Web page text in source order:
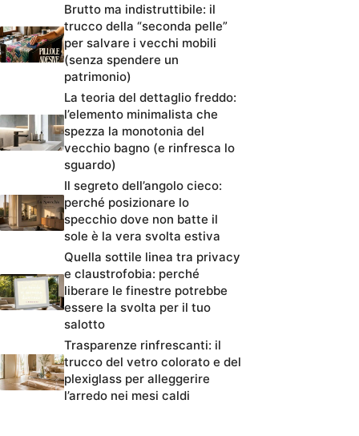
Brutto ma indistruttibile: il
trucco della “seconda pelle”
per salvare i vecchi mobili
(senza spendere un
patrimonio)
La teoria del dettaglio freddo:
l’elemento minimalista che
spezza la monotonia del
vecchio bagno (e rinfresca lo
sguardo)
Il segreto dell’angolo cieco:
perché posizionare lo
specchio dove non batte il
sole è la vera svolta estiva
Quella sottile linea tra privacy
e claustrofobia: perché
liberare le finestre potrebbe
essere la svolta per il tuo
salotto
Trasparenze rinfrescanti: il
trucco del vetro colorato e del
plexiglass per alleggerire
l’arredo nei mesi caldi